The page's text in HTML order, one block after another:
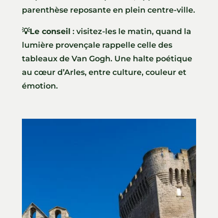
parenthèse reposante en plein centre-ville.
💡Le conseil : visitez-les le matin, quand la
lumière provençale rappelle celle des
tableaux de Van Gogh. Une halte poétique
au cœur d’Arles, entre culture, couleur et
émotion.